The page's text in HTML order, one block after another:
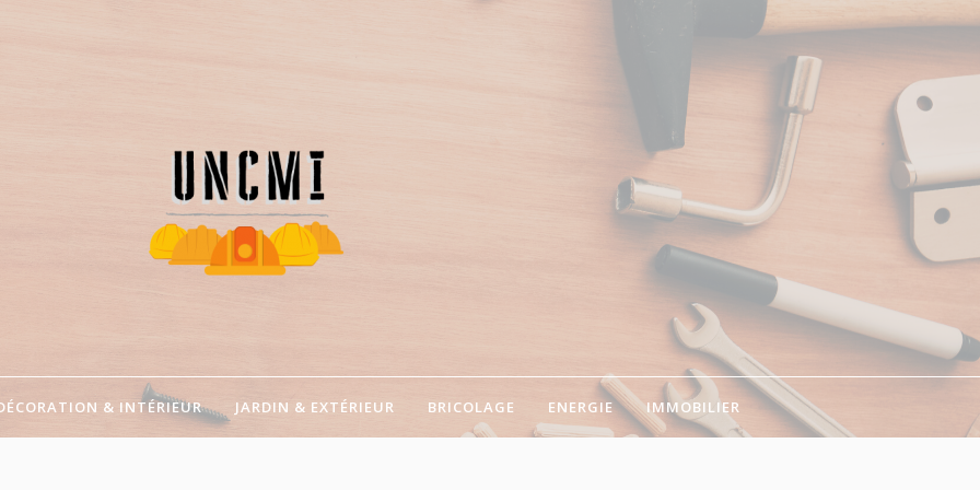
& INTÉRIEUR JARDIN & EXTÉRIEUR BRICOLAGE ENERGIE IMMOBILIER